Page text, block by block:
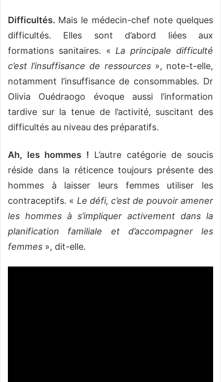
Difficultés. Mais le médecin-chef note quelques
difficultés. Elles sont d’abord liées aux
formations sanitaires. « La principale difficulté
c’est l’insuffisance de ressources », note-t-elle,
notamment l’insuffisance de consommables. Dr
Olivia Ouédraogo évoque aussi l’information
tardive sur la tenue de l’activité, suscitant des
difficultés au niveau des préparatifs.
Ah, les hommes ! L’autre catégorie de soucis
réside dans la réticence toujours présente des
hommes à laisser leurs femmes utiliser les
contraceptifs. « Le défi, c’est de pouvoir amener
les hommes à s’impliquer activement dans la
planification familiale et d’accompagner les
femmes », dit-elle.